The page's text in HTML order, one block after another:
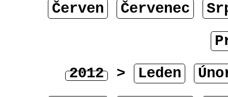
Červen
Červenec
2012 > Leden